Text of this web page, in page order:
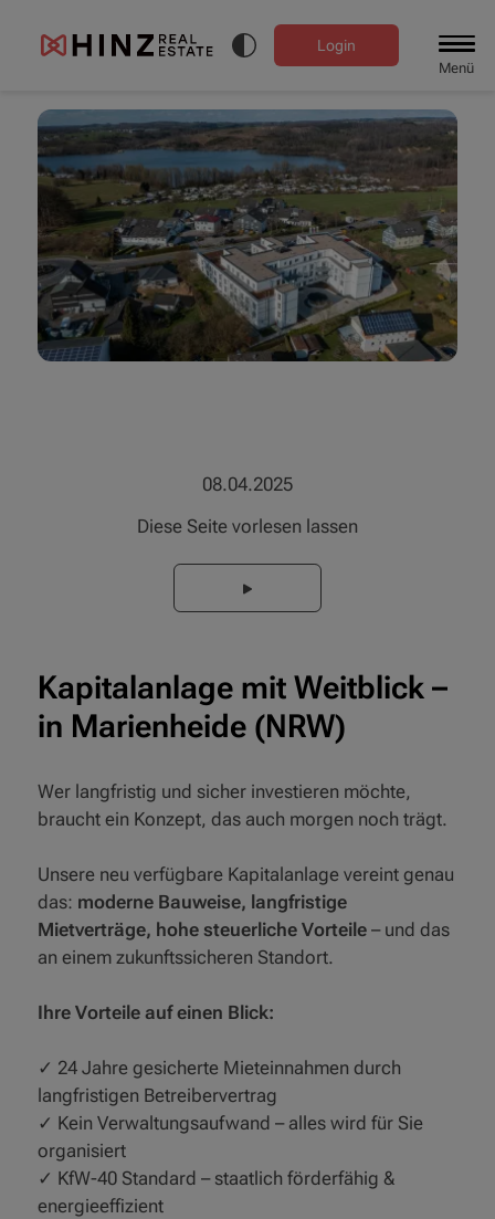
Menü
Login
08.04.2025
Diese Seite vorlesen lassen
Kapitalanlage mit Weitblick –
in Marienheide (NRW)
Wer langfristig und sicher investieren möchte,
braucht ein Konzept, das auch morgen noch trägt.
Unsere neu verfügbare Kapitalanlage vereint genau
das: moderne Bauweise, langfristige
Mietverträge, hohe steuerliche Vorteile – und das
an einem zukunftssicheren Standort.
Ihre Vorteile auf einen Blick:
✓ 24 Jahre gesicherte Mieteinnahmen durch
langfristigen Betreibervertrag
✓ Kein Verwaltungsaufwand – alles wird für Sie
organisiert
✓ KfW-40 Standard – staatlich förderfähig &
energieeffizient